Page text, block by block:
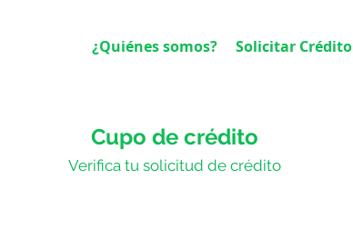
¿Quiénes somos? Solicitar Crédito
Cupo de crédito
Verifica tu solicitud de crédito